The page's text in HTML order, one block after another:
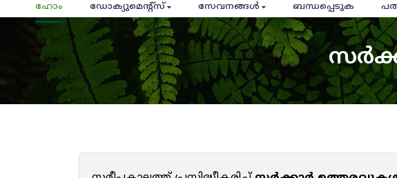
ഹോം ഡോക്യുമെൻ്റ്സ് സേവനങ്ങൾ ബന്ധപ്പെടുക